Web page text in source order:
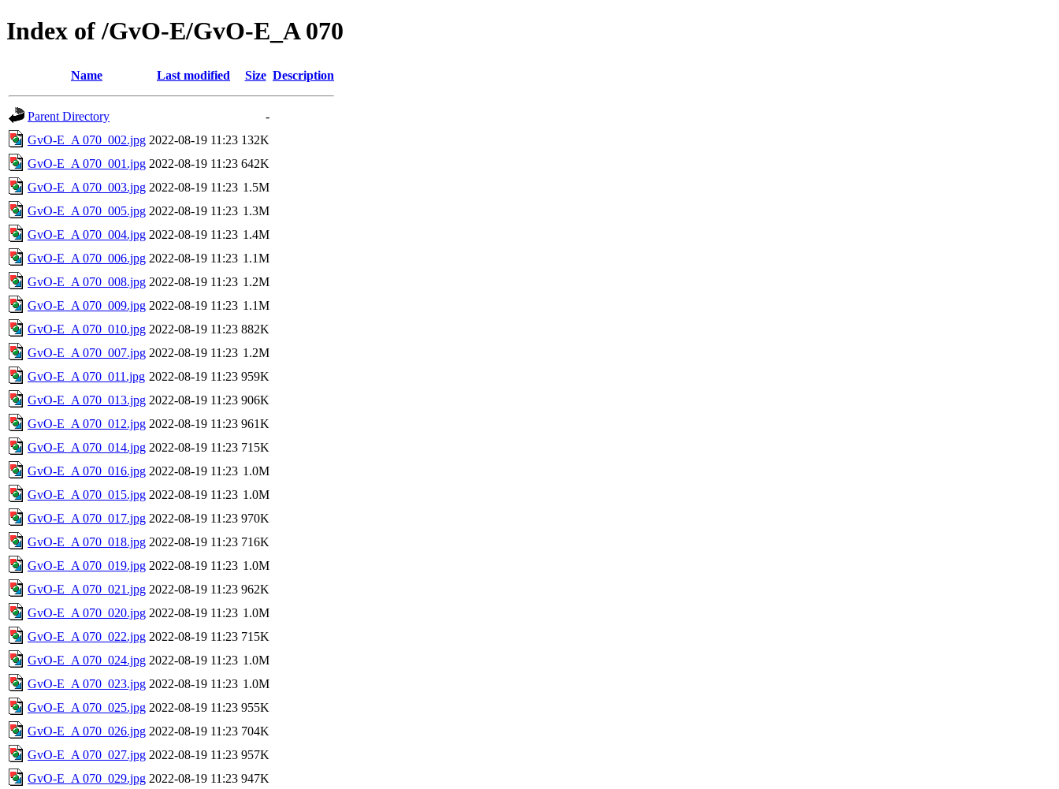
Index of /GvO-E/GvO-E_A 070
Name Last modified Size Description
Parent Directory
-
GvO-E_A 070_002.jpg 2022-08-19 11:23 132K
GvO-E_A 070_001.jpg 2022-08-19 11:23 642K
GvO-E_A 070_003.jpg 2022-08-19 11:23 1.5M
GvO-E_A 070_005.jpg 2022-08-19 11:23 1.3M
GvO-E_A 070_004.jpg 2022-08-19 11:23 1.4M
GvO-E_A 070_006.jpg 2022-08-19 11:23 1.1M
GvO-E_A 070_008.jpg 2022-08-19 11:23 1.2M
GvO-E_A 070_009.jpg 2022-08-19 11:23 1.1M
GvO-E_A 070_010.jpg 2022-08-19 11:23 882K
GvO-E_A 070_007.jpg 2022-08-19 11:23 1.2M
GvO-E_A 070_011.jpg 2022-08-19 11:23 959K
GvO-E_A 070_013.jpg 2022-08-19 11:23 906K
GvO-E_A 070_012.jpg 2022-08-19 11:23 961K
GvO-E_A 070_014.jpg 2022-08-19 11:23 715K
GvO-E_A 070_016.jpg 2022-08-19 11:23 1.0M
GvO-E_A 070_015.jpg 2022-08-19 11:23 1.0M
GvO-E_A 070_017.jpg 2022-08-19 11:23 970K
GvO-E_A 070_018.jpg 2022-08-19 11:23 716K
GvO-E_A 070_019.jpg 2022-08-19 11:23 1.0M
GvO-E_A 070_021.jpg 2022-08-19 11:23 962K
GvO-E_A 070_020.jpg 2022-08-19 11:23 1.0M
GvO-E_A 070_022.jpg 2022-08-19 11:23 715K
GvO-E_A 070_024.jpg 2022-08-19 11:23 1.0M
GvO-E_A 070_023.jpg 2022-08-19 11:23 1.0M
GvO-E_A 070_025.jpg 2022-08-19 11:23 955K
GvO-E_A 070_026.jpg 2022-08-19 11:23 704K
GvO-E_A 070_027.jpg 2022-08-19 11:23 957K
GvO-E_A 070_029.jpg 2022-08-19 11:23 947K